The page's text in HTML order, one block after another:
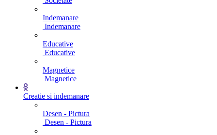
Indemanare
Indemanare
Educative
Educative
Magnetice
Magnetice
Creatie si indemanare
Desen - Pictura
Desen - Pictura